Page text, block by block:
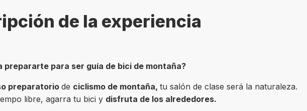
de la experiencia
prepararte para ser guía de bici de montaña?
preparatorio de ciclismo de montaña, tu salón de clase será la naturaleza.
libre, agarra tu bici y disfruta de los alrededores.